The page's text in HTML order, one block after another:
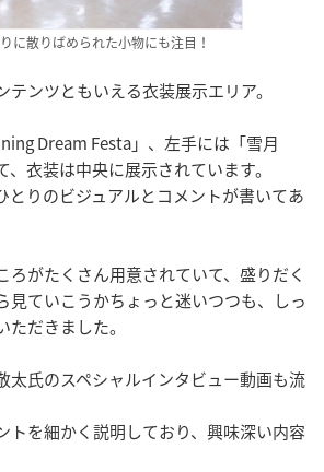
に散りばめられた小物にも注目！
ンツともいえる衣装展示エリア。
Dream Festa」、左手には「雪月
衣装は中央に展示されています。
とりのビジュアルとコメントが書いてあ
ろがたくさん用意されていて、盛りだく
見ていこうかちょっと迷いつつも、しっ
だきました。
太氏のスペシャルインタビュー動画も流
トを細かく説明しており、興味深い内容